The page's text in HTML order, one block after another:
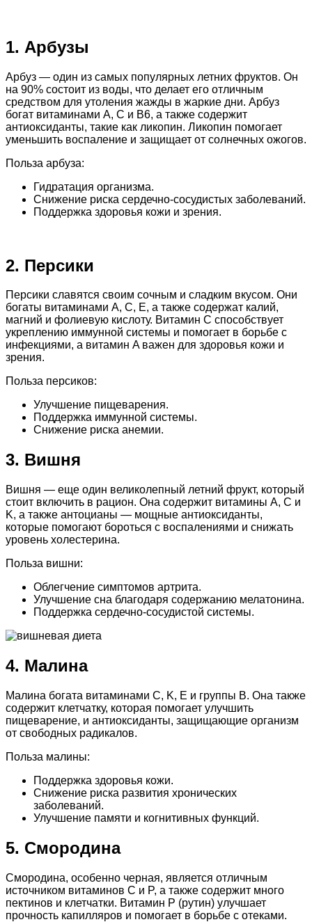
1. Арбузы
Арбуз — один из самых популярных летних фруктов. Он
на 90% состоит из воды, что делает его отличным
средством для утоления жажды в жаркие дни. Арбуз
богат витаминами A, C и B6, а также содержит
антиоксиданты, такие как ликопин. Ликопин помогает
уменьшить воспаление и защищает от солнечных ожогов.
Польза арбуза:
Гидратация организма.
Снижение риска сердечно-сосудистых заболеваний.
Поддержка здоровья кожи и зрения.
2. Персики
Персики славятся своим сочным и сладким вкусом. Они
богаты витаминами A, C, E, а также содержат калий,
магний и фолиевую кислоту. Витамин C способствует
укреплению иммунной системы и помогает в борьбе с
инфекциями, а витамин A важен для здоровья кожи и
зрения.
Польза персиков:
Улучшение пищеварения.
Поддержка иммунной системы.
Снижение риска анемии.
3. Вишня
Вишня — еще один великолепный летний фрукт, который
стоит включить в рацион. Она содержит витамины A, C и
K, а также антоцианы — мощные антиоксиданты,
которые помогают бороться с воспалениями и снижать
уровень холестерина.
Польза вишни:
Облегчение симптомов артрита.
Улучшение сна благодаря содержанию мелатонина.
Поддержка сердечно-сосудистой системы.
4. Малина
Малина богата витаминами C, K, E и группы B. Она также
содержит клетчатку, которая помогает улучшить
пищеварение, и антиоксиданты, защищающие организм
от свободных радикалов.
Польза малины:
Поддержка здоровья кожи.
Снижение риска развития хронических
заболеваний.
Улучшение памяти и когнитивных функций.
5. Смородина
Смородина, особенно черная, является отличным
источником витаминов C и P, а также содержит много
пектинов и клетчатки. Витамин P (рутин) улучшает
прочность капилляров и помогает в борьбе с отеками.